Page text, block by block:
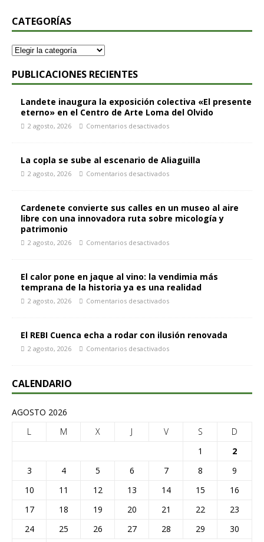
CATEGORÍAS
PUBLICACIONES RECIENTES
Landete inaugura la exposición colectiva «El presente
eterno» en el Centro de Arte Loma del Olvido
2 agosto, 2026 Comentarios desactivados
La copla se sube al escenario de Aliaguilla
2 agosto, 2026 Comentarios desactivados
Cardenete convierte sus calles en un museo al aire
libre con una innovadora ruta sobre micología y
patrimonio
2 agosto, 2026 Comentarios desactivados
El calor pone en jaque al vino: la vendimia más
temprana de la historia ya es una realidad
2 agosto, 2026 Comentarios desactivados
El REBI Cuenca echa a rodar con ilusión renovada
2 agosto, 2026 Comentarios desactivados
CALENDARIO
AGOSTO 2026
L
M X J V S
D
1
2
3
4 5 6 7 8
9
10
11 12 13 14 15
16
17
18 19 20 21 22
23
24
25 26 27 28 29
30